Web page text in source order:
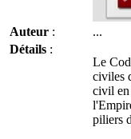
Auteur :
...
Détails :
Le
civiles
civil en
piliers